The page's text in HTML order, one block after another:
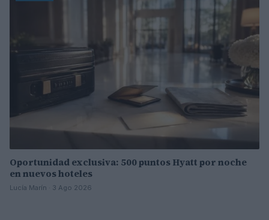
Oportunidad exclusiva: 500 puntos Hyatt por noche
en nuevos hoteles
Lucía Marín · 3 Ago 2026